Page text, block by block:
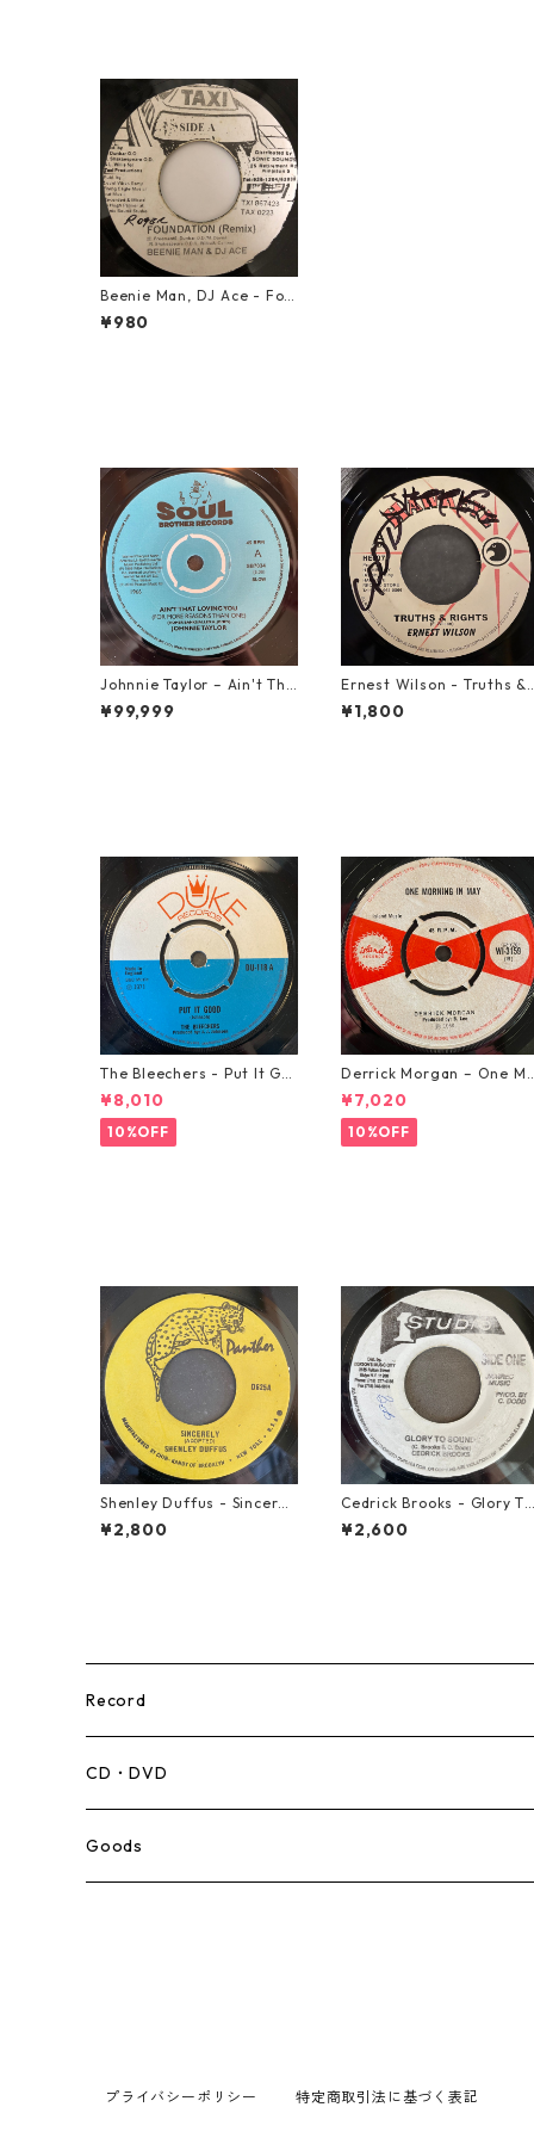
Beenie Man, DJ Ace - Fou
ndation (Remix)【7-2045
0】
¥980
Johnnie Taylor – Ain't Tha
t Loving You【7-21684】
¥99,999
Ernest Wilson - Truths &
Rights【7-21652】
¥1,800
The Bleechers - Put It Go
od 【7-21637】
¥8,010
10%OFF
Derrick Morgan – One
rning In May【7-21653】
¥7,020
10%OFF
Shenley Duffus - Sincerel
y【7-22021】
¥2,800
Cedrick Brooks - Glory To
Sounds【7-21786】
¥2,600
Record
Mento,Calypso,Ballad
Ska
CD・DVD
Goods
プライバシーポリシー 特定商取引法に基づく表記